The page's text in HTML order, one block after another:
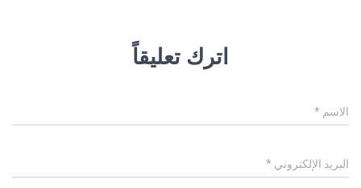
اترك تعليقاً
الاسم *
البريد الإلكتروني *